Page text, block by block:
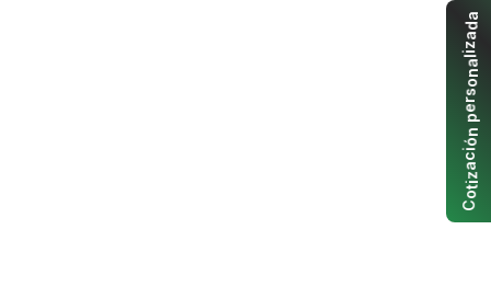
C
o
t
i
z
a
c
i
ó
n
p
e
r
s
o
n
a
l
i
z
a
d
a